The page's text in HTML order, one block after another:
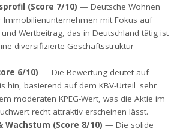
(Score 7/10) — Deutsche Wohnen
Immobilienunternehmen mit Fokus auf
Wertbeitrag, das in Deutschland tätig ist
diversifizierte Geschäftsstruktur
6/10) — Die Bewertung deutet auf
hin, basierend auf dem KBV-Urteil 'sehr
moderaten KPEG-Wert, was die Aktie im
recht attraktiv erscheinen lässt.
(Score 8/10) — Die solide